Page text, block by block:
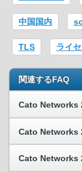
中国国内
TLS ライ
関連するFAQ
Cato Networks
Cato Networks
Cato Networks